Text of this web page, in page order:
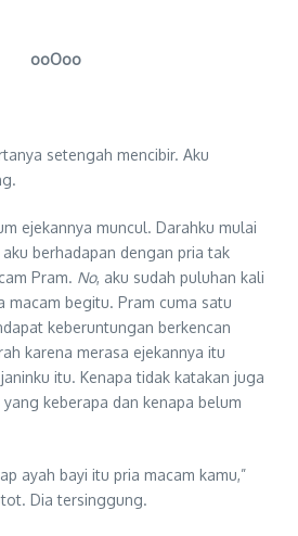
ooOoo
setengah mencibir. Aku
ejekannya muncul. Darahku mulai
berhadapan dengan pria tak
Pram. No, aku sudah puluhan kali
macam begitu. Pram cuma satu
keberuntungan berkencan
karena merasa ejekannya itu
itu. Kenapa tidak katakan juga
keberapa dan kenapa belum
ayah bayi itu pria macam kamu,”
Dia tersinggung.